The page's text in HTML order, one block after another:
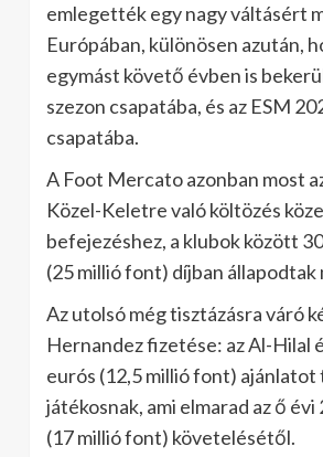
emlegették egy nagy váltásért
Európában, különösen azután,
egymást követő évben is
szezon csapatába, és az ESM
csapatába.
A Foot Mercato azonban most
Közel-Keletre való költözés
befejezéshez, a klubok között
(25 millió font) díjban állapodtak
Az utolsó még tisztázásra váró
Hernandez fizetése: az Al-Hilal
eurós (12,5 millió font) ajánlatot
játékosnak, ami elmarad az ő évi
(17 millió font) követelésétől.